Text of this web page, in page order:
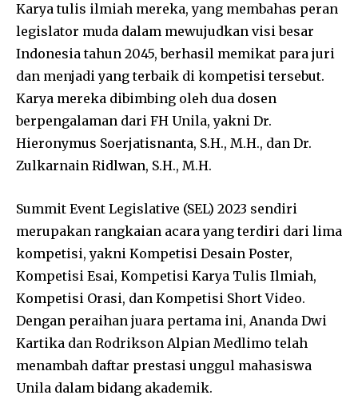
Karya tulis ilmiah mereka, yang membahas peran
legislator muda dalam mewujudkan visi besar
Indonesia tahun 2045, berhasil memikat para juri
dan menjadi yang terbaik di kompetisi tersebut.
Karya mereka dibimbing oleh dua dosen
berpengalaman dari FH Unila, yakni Dr.
Hieronymus Soerjatisnanta, S.H., M.H., dan Dr.
Zulkarnain Ridlwan, S.H., M.H.
Summit Event Legislative (SEL) 2023 sendiri
merupakan rangkaian acara yang terdiri dari lima
kompetisi, yakni Kompetisi Desain Poster,
Kompetisi Esai, Kompetisi Karya Tulis Ilmiah,
Kompetisi Orasi, dan Kompetisi Short Video.
Dengan peraihan juara pertama ini, Ananda Dwi
Kartika dan Rodrikson Alpian Medlimo telah
menambah daftar prestasi unggul mahasiswa
Unila dalam bidang akademik.